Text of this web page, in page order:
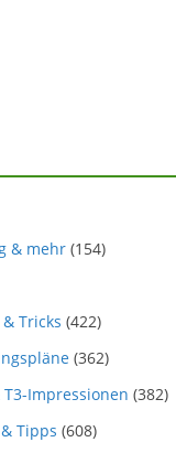
& mehr (154)
Tricks (422)
(362)
Impressionen (382)
Tipps (608)